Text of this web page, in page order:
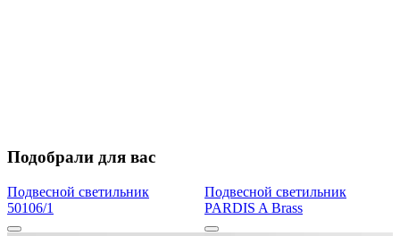
Подобрали для вас
Подвесной светильник
50106/1
Подвесной светильник
PARDIS A Brass